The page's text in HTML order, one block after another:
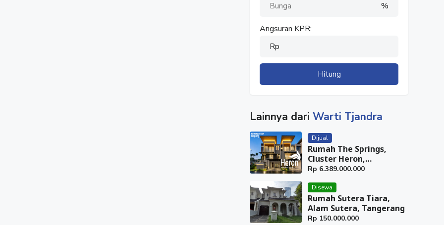
%
Angsuran KPR:
Rp
Hitung
Lainnya dari Warti Tjandra
Dijual
Rumah The Springs,
Cluster Heron,
Summarecon Serpong,
Rp 6.389.000.000
Disewa
Rumah Sutera Tiara,
Alam Sutera, Tangerang
Rp 150.000.000